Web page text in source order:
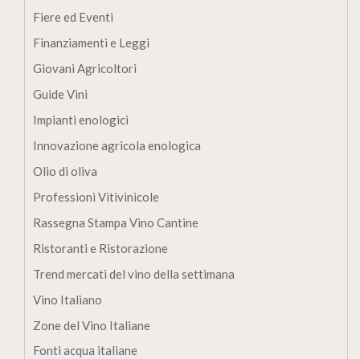
Fiere ed Eventi
Finanziamenti e Leggi
Giovani Agricoltori
Guide Vini
Impianti enologici
Innovazione agricola enologica
Olio di oliva
Professioni Vitivinicole
Rassegna Stampa Vino Cantine
Ristoranti e Ristorazione
Trend mercati del vino della settimana
Vino Italiano
Zone del Vino Italiane
Fonti acqua italiane